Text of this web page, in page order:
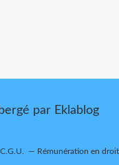
par Eklablog
C.G.U. Rémunération en